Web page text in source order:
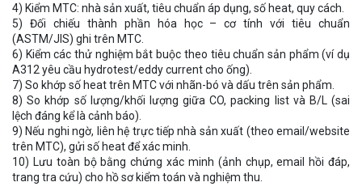
4) Kiểm MTC: nhà sản xuất, tiêu chuẩn áp dụng, số heat, quy cách.
5) Đối chiếu thành phần hóa học – cơ tính với tiêu chuẩn
(ASTM/JIS) ghi trên MTC.
6) Kiểm các thử nghiệm bắt buộc theo tiêu chuẩn sản phẩm (ví dụ
A312 yêu cầu hydrotest/eddy current cho ống).
7) So khớp số heat trên MTC với nhãn-bó và dấu trên sản phẩm.
8) So khớp số lượng/khối lượng giữa CO, packing list và B/L (sai
lệch đáng kể là cảnh báo).
9) Nếu nghi ngờ, liên hệ trực tiếp nhà sản xuất (theo email/website
trên MTC), gửi số heat để xác minh.
10) Lưu toàn bộ bằng chứng xác minh (ảnh chụp, email hồi đáp,
trang tra cứu) cho hồ sơ kiểm toán và nghiệm thu.